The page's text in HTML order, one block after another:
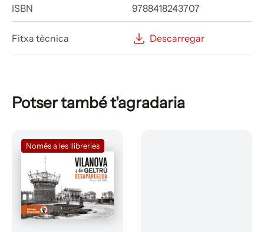
ISBN 9788418243707
Fitxa tècnica Descarregar
Potser també t'agradaria
Només a les llibreries